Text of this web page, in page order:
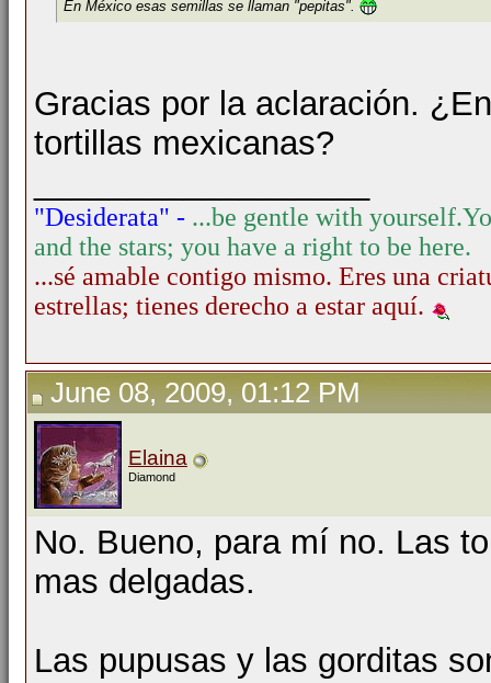
En México esas semillas se llaman "pepitas".
Gracias por la aclaración.
tortillas mexicanas?
"Desiderata" - ...be gentle with yourself.
and the stars; you have a right to be here.
...sé amable contigo mismo. Eres una
estrellas; tienes derecho a estar aquí.
June 08, 2009, 01:12 PM
Elaina
Diamond
No. Bueno, para mí no. Las
mas delgadas.
Las pupusas y las gorditas